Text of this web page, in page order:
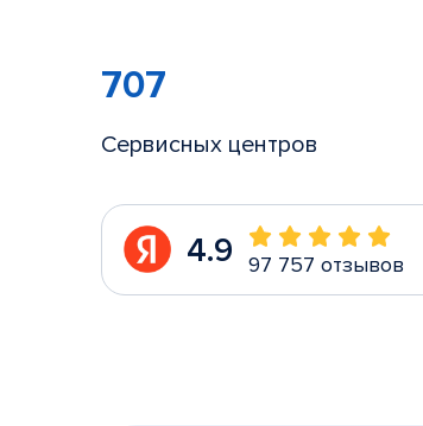
707
Сервисных центров
4.9 97 757 отзывов